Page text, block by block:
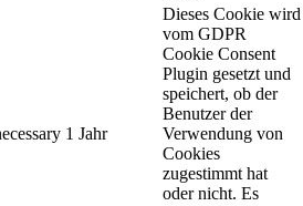
1 Jahr
Dieses Cookie wird
vom GDPR
Cookie Consent
Plugin gesetzt und
speichert, ob der
Benutzer der
Verwendung von
Cookies
zugestimmt hat
oder nicht. Es